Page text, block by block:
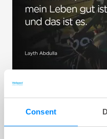
Consent
Wie ich mir nach
Einstellung